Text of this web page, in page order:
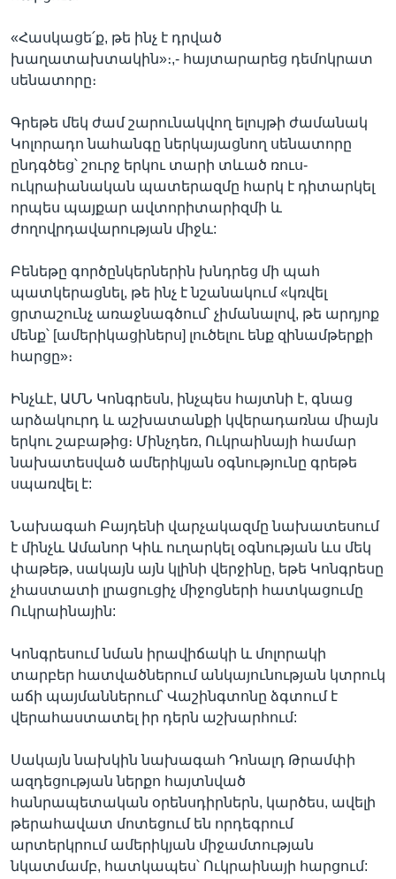
«Հասկացե՛ք, թե ինչ է դրված
խաղատախտակին»։,- հայտարարեց դեմոկրատ
սենատորը։
Գրեթե մեկ ժամ շարունակվող ելույթի ժամանակ
Կոլորադո նահանգը ներկայացնող սենատորը
ընդգծեց՝ շուրջ երկու տարի տևած ռուս-
ուկրաիանական պատերազմը հարկ է դիտարկել
որպես պայքար ավտորիտարիզմի և
ժողովրդավարության միջև:
Բենեթը գործընկերներին խնդրեց մի պահ
պատկերացնել, թե ինչ է նշանակում «կռվել
ցրտաշունչ առաջնագծում՝ չիմանալով, թե արդյոք
մենք՝ [ամերիկացիներս] լուծելու ենք զինամթերքի
հարցը»։
Ինչևէ, ԱՄՆ Կոնգրեսն, ինչպես հայտնի է, գնաց
արձակուրդ և աշխատանքի կվերադառնա միայն
երկու շաբաթից։ Մինչդեռ, Ուկրաինայի համար
նախատեսված ամերիկյան օգնությունը գրեթե
սպառվել է:
Նախագահ Բայդենի վարչակազմը նախատեսում
է մինչև Ամանոր Կիև ուղարկել օգնության ևս մեկ
փաթեթ, սակայն այն կլինի վերջինը, եթե Կոնգրեսը
չհաստատի լրացուցիչ միջոցների հատկացումը
Ուկրաինային:
Կոնգրեսում նման իրավիճակի և մոլորակի
տարբեր հատվածներում անկայունության կտրուկ
աճի պայմաններում՝ Վաշինգտոնը ձգտում է
վերահաստատել իր դերն աշխարհում:
Սակայն նախկին նախագահ Դոնալդ Թրամփի
ազդեցության ներքո հայտնված
հանրապետական օրենսդիրներն, կարծես, ավելի
թերահավատ մոտեցում են որդեգրում
արտերկրում ամերիկյան միջամտության
նկատմամբ, հատկապես՝ Ուկրաինայի հարցում: